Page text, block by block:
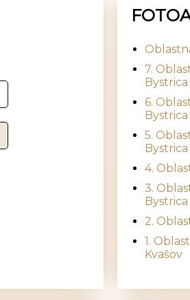
7.
6.
5.
4.
3.
Bystrica
2.
1.
Kvašov